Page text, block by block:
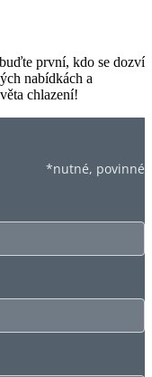
první, kdo se dozví
nabídkách a
chlazení!
*nutné, povinné